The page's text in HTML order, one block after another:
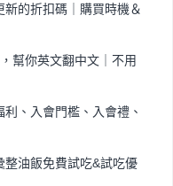
新的折扣碼｜購買時機＆
幫你英文翻中文｜不用
、入會門檻、入會禮、
整油飯免費試吃&試吃優